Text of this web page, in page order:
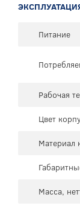
Питание
Рабочая
Цвет
Материал
Масса,